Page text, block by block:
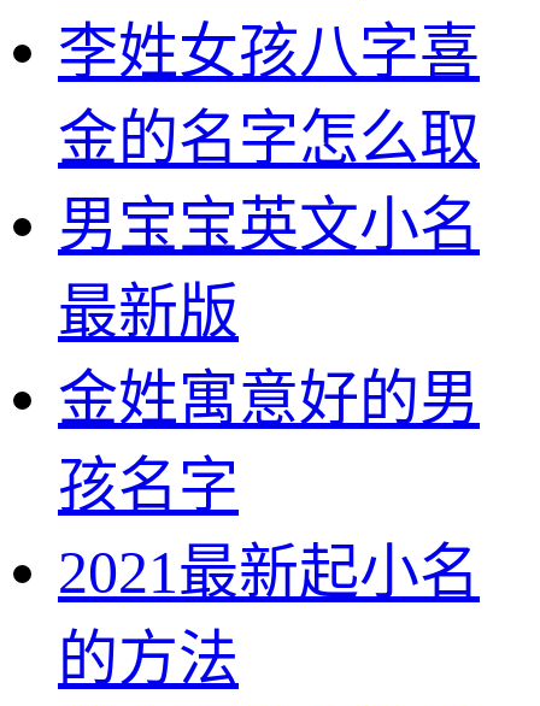
李姓女孩八字喜
金的名字怎么取
男宝宝英文小名
最新版
金姓寓意好的男
孩名字
2021最新起小名
的方法